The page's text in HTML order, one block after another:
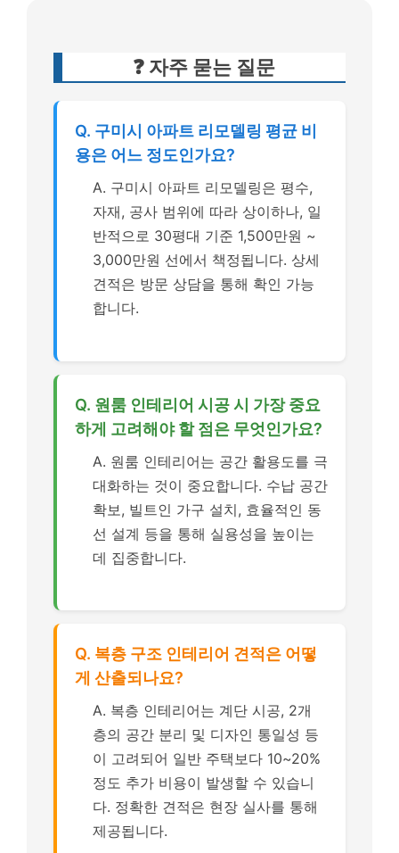
❓ 자주 묻는 질문
Q. 구미시 아파트 리모델링 평균 비
용은 어느 정도인가요?
A. 구미시 아파트 리모델링은 평수,
자재, 공사 범위에 따라 상이하나, 일
반적으로 30평대 기준 1,500만원 ~
3,000만원 선에서 책정됩니다. 상세
견적은 방문 상담을 통해 확인 가능
합니다.
Q. 원룸 인테리어 시공 시 가장 중요
하게 고려해야 할 점은 무엇인가요?
A. 원룸 인테리어는 공간 활용도를 극
대화하는 것이 중요합니다. 수납 공간
확보, 빌트인 가구 설치, 효율적인 동
선 설계 등을 통해 실용성을 높이는
데 집중합니다.
Q. 복층 구조 인테리어 견적은 어떻
게 산출되나요?
A. 복층 인테리어는 계단 시공, 2개
층의 공간 분리 및 디자인 통일성 등
이 고려되어 일반 주택보다 10~20%
정도 추가 비용이 발생할 수 있습니
다. 정확한 견적은 현장 실사를 통해
제공됩니다.